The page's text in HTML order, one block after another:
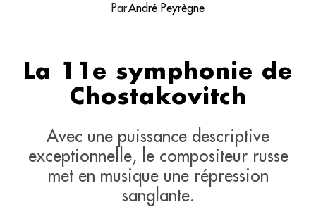
ParAndré Peyrègne
La 11e symphonie de
Chostakovitch
Avec une puissance descriptive
exceptionnelle, le compositeur russe
met en musique une répression
sanglante.